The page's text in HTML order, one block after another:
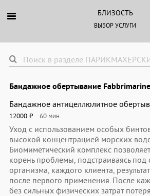
БЛИЗОСТЬ
ВЫБОР УСЛУГИ
Бандажное обертывание Fabbrimarine
Бандажное антицеллюлитное
12000 ₽ 60 мин.
Уход с использованием особых
высокой концентрацией морских
Биомиметический комплекс
корень проблемы, подстраиваясь под
организма, каждого клиента,
после первого применения. После
без сильных физических затрат